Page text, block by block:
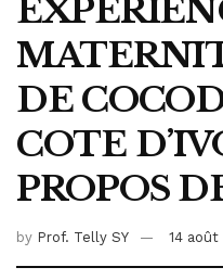
DE
COTE
PROPOS
by Prof. Telly SY 14 août